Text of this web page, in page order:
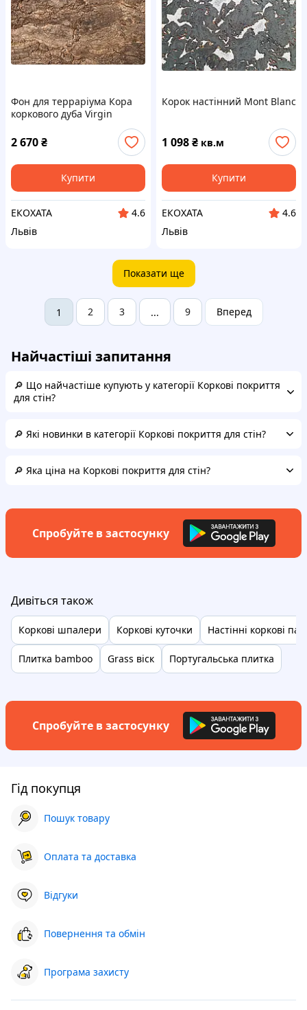
Фон для терраріума Кора
коркового дуба Virgin
2 670₴
Купити
ЕКОХАТА
4.6
Львів
Корок настінний Mont Blanc
1 098₴ кв.м
Купити
ЕКОХАТА
4.6
Львів
Показати ще
1 2 3 ... 9 Вперед
Найчастіші запитання
🔎 Що найчастіше купують у категорії Коркові покриття
для стін?
🔎 Які новинки в категорії Коркові покриття для стін?
🔎 Яка ціна на Коркові покриття для стін?
Спробуйте в застосунку
Дивіться також
Коркові шпалери Коркові куточки Настінні коркові
Плитка bamboo Grass віск Португальська плитка
Спробуйте в застосунку
Гід покупця
Пошук товару
Оплата та доставка
Відгуки
Повернення та обмін
Програма захисту